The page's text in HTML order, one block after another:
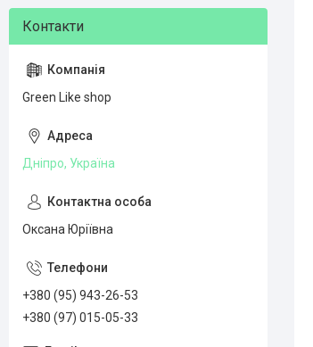
Green Like shop
Дніпро, Україна
Оксана Юріївна
+380 (95) 943-26-53
+380 (97) 015-05-33